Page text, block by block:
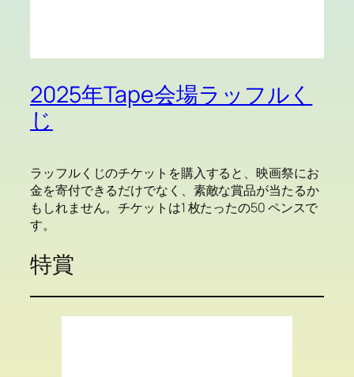
2025年Tape会場ラッフルく
じ
ラッフルくじのチケットを購入すると、映画祭にお
金を寄付できるだけでなく、素敵な賞品が当たるか
もしれません。チケットは1 枚たったの50 ペンスで
す。
特賞